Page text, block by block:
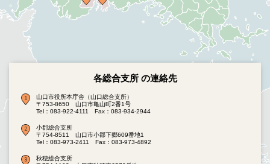
各総合支所 の連絡先
山口市役所本庁舎（山口総合支所）
〒753-8650 山口市亀山町2番1号
Tel：083-922-4111
Fax：083-934-2944
小郡総合支所
〒754-8511 山口市小郡下郷609番地1
Tel：083-973-2411
Fax：083-973-4892
秋穂総合支所